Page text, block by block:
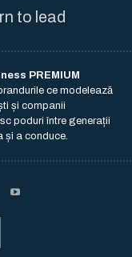
to lead
PREMIUM
ce modelează
și companii
poduri între generații
și a conduce.